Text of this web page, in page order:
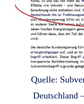
Quelle:
Deutschland